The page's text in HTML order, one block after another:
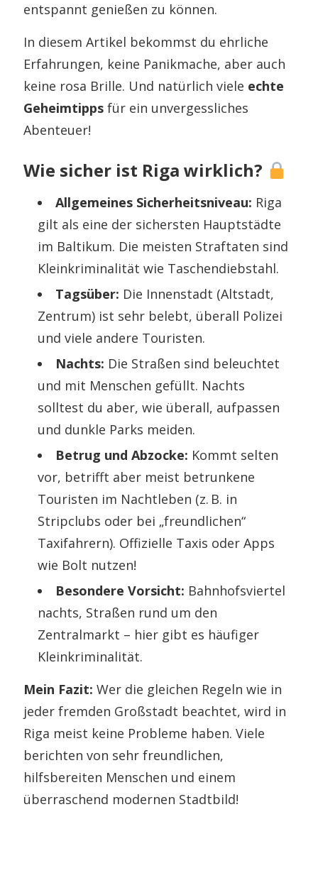
entspannt genießen zu können.
In diesem Artikel bekommst du ehrliche
Erfahrungen, keine Panikmache, aber auch
keine rosa Brille. Und natürlich viele echte
Geheimtipps für ein unvergessliches
Abenteuer!
Wie sicher ist Riga wirklich?
Allgemeines Sicherheitsniveau: Riga
gilt als eine der sichersten Hauptstädte
im Baltikum. Die meisten Straftaten sind
Kleinkriminalität wie Taschendiebstahl.
Tagsüber: Die Innenstadt (Altstadt,
Zentrum) ist sehr belebt, überall Polizei
und viele andere Touristen.
Nachts: Die Straßen sind beleuchtet
und mit Menschen gefüllt. Nachts
solltest du aber, wie überall, aufpassen
und dunkle Parks meiden.
Betrug und Abzocke: Kommt selten
vor, betrifft aber meist betrunkene
Touristen im Nachtleben (z. B. in
Stripclubs oder bei „freundlichen“
Taxifahrern). Offizielle Taxis oder Apps
wie Bolt nutzen!
Besondere Vorsicht: Bahnhofsviertel
nachts, Straßen rund um den
Zentralmarkt – hier gibt es häufiger
Kleinkriminalität.
Mein Fazit: Wer die gleichen Regeln wie in
jeder fremden Großstadt beachtet, wird in
Riga meist keine Probleme haben. Viele
berichten von sehr freundlichen,
hilfsbereiten Menschen und einem
überraschend modernen Stadtbild!